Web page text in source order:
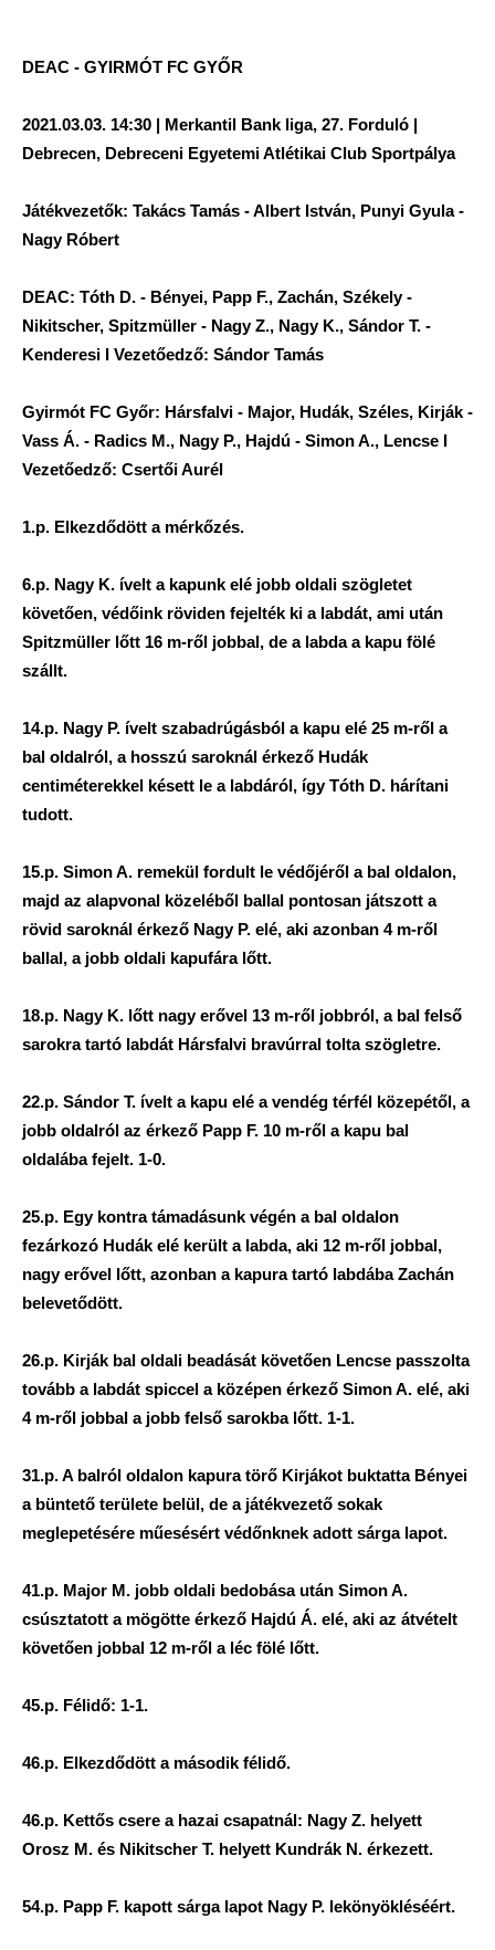
DEAC - GYIRMÓT FC GYŐR
2021.03.03. 14:30 | Merkantil Bank liga, 27. Forduló |
Debrecen, Debreceni Egyetemi Atlétikai Club Sportpálya
Játékvezetők: Takács Tamás - Albert István, Punyi Gyula -
Nagy Róbert
DEAC: Tóth D. - Bényei, Papp F., Zachán, Székely -
Nikitscher, Spitzmüller - Nagy Z., Nagy K., Sándor T. -
Kenderesi I Vezetőedző: Sándor Tamás
Gyirmót FC Győr: Hársfalvi - Major, Hudák, Széles, Kirják -
Vass Á. - Radics M., Nagy P., Hajdú - Simon A., Lencse I
Vezetőedző: Csertői Aurél
1.p. Elkezdődött a mérkőzés.
6.p. Nagy K. ívelt a kapunk elé jobb oldali szögletet
követően, védőink röviden fejelték ki a labdát, ami után
Spitzmüller lőtt 16 m-ről jobbal, de a labda a kapu fölé
szállt.
14.p. Nagy P. ívelt szabadrúgásból a kapu elé 25 m-ről a
bal oldalról, a hosszú saroknál érkező Hudák
centiméterekkel késett le a labdáról, így Tóth D. hárítani
tudott.
15.p. Simon A. remekül fordult le védőjéről a bal oldalon,
majd az alapvonal közeléből ballal pontosan játszott a
rövid saroknál érkező Nagy P. elé, aki azonban 4 m-ről
ballal, a jobb oldali kapufára lőtt.
18.p. Nagy K. lőtt nagy erővel 13 m-ről jobbról, a bal felső
sarokra tartó labdát Hársfalvi bravúrral tolta szögletre.
22.p. Sándor T. ívelt a kapu elé a vendég térfél közepétől, a
jobb oldalról az érkező Papp F. 10 m-ről a kapu bal
oldalába fejelt. 1-0.
25.p. Egy kontra támadásunk végén a bal oldalon
fezárkozó Hudák elé került a labda, aki 12 m-ről jobbal,
nagy erővel lőtt, azonban a kapura tartó labdába Zachán
belevetődött.
26.p. Kirják bal oldali beadását követően Lencse passzolta
tovább a labdát spiccel a középen érkező Simon A. elé, aki
4 m-ről jobbal a jobb felső sarokba lőtt. 1-1.
31.p. A balról oldalon kapura törő Kirjákot buktatta Bényei
a büntető területe belül, de a játékvezető sokak
meglepetésére műesésért védőnknek adott sárga lapot.
41.p. Major M. jobb oldali bedobása után Simon A.
csúsztatott a mögötte érkező Hajdú Á. elé, aki az átvételt
követően jobbal 12 m-ről a léc fölé lőtt.
45.p. Félidő: 1-1.
46.p. Elkezdődött a második félidő.
46.p. Kettős csere a hazai csapatnál: Nagy Z. helyett
Orosz M. és Nikitscher T. helyett Kundrák N. érkezett.
54.p. Papp F. kapott sárga lapot Nagy P. lekönyökléséért.